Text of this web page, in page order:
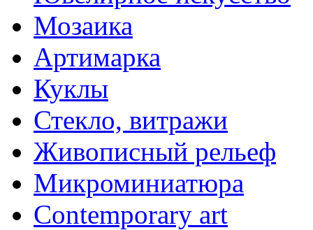
Мозаика
Артимарка
Куклы
Стекло, витражи
Живописный рельеф
Микроминиатюра
Contemporary art